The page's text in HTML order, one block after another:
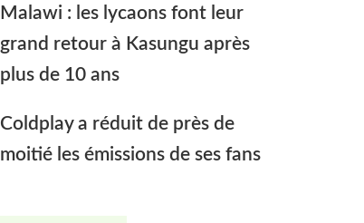
Malawi : les lycaons font leur
grand retour à Kasungu après
plus de 10 ans
Coldplay a réduit de près de
moitié les émissions de ses fans